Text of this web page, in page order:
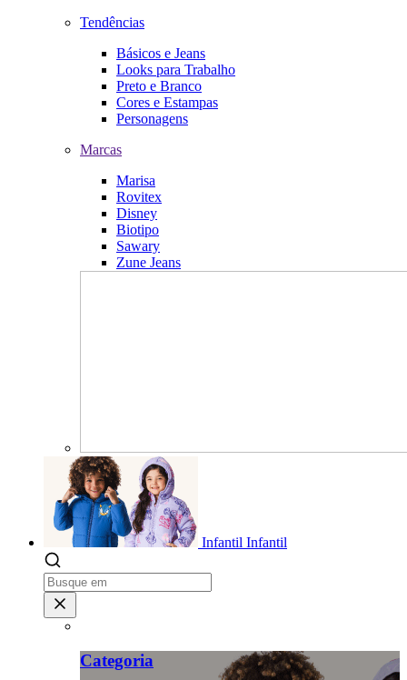
Tendências
Básicos e Jeans
Looks para Trabalho
Preto e Branco
Cores e Estampas
Personagens
Marcas
Marisa
Rovitex
Disney
Biotipo
Sawary
Zune Jeans
Infantil Infantil
Categoria